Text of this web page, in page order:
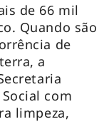
de 66 mil
Quando são
de
a
com
limpeza,